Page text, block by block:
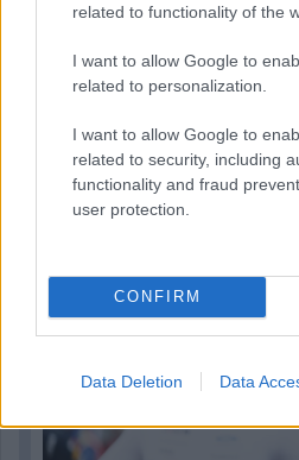
related to functionality of the
I want to allow Google to
related to personalization.
I want to allow Google to
related to security, including
functionality and fraud
user protection.
CONFIRM
Data Deletion Data
21
Sajtó: Az Aston Martintól